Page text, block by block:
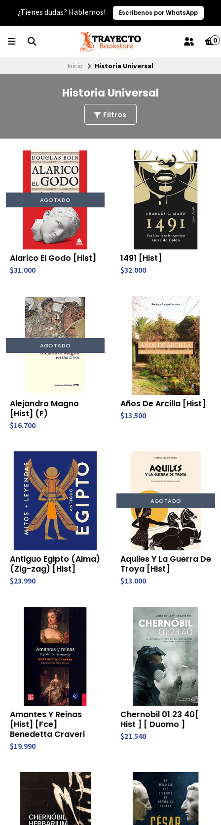
¿Tienes dudas? Hablemos! Escríbenos por WhatsApp
0
Inicio Historia Universal
Historia Universal
Filtros
AGOTADO
Alarico El Godo [Hist]
$31.000
1491 [Hist]
$32.000
AGOTADO
Alejandro Magno
[Hist] (F)
$16.700
Años De Arcilla [Hist]
$13.500
Antiguo Egipto (Alma)
(Zig-zag) [Hist]
$23.990
AGOTADO
Aquiles Y La Guerra De
Troya [Hist]
$13.000
Amantes Y Reinas
[Hist] [Fce]
Benedetta Craveri
$19.990
Chernobil 01 23 40[
Hist ] [ Duomo ]
$21.540